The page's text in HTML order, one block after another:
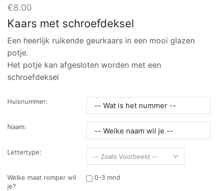
€8.00
Kaars met schroefdeksel
Een heerlijk ruikende geurkaars in een mooi glazen
potje.
Het potje kan afgesloten worden met een
schroefdeksel
Huisnummer:
Naam:
Lettertype:
Welke maat romper wil
je?
0-3 mnd